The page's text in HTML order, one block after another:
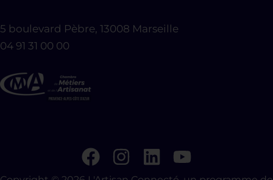
5 boulevard Pèbre, 13008 Marseille
04 91 31 00 00